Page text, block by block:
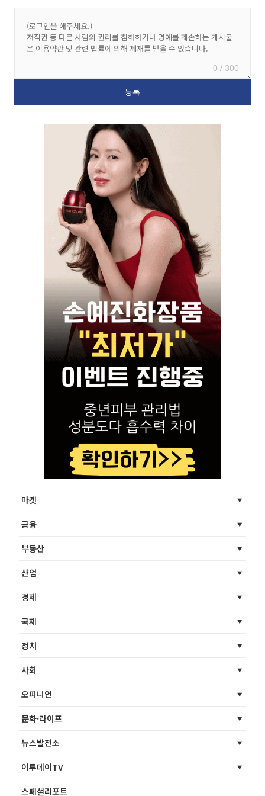
0 / 300
마켓
금융
부동산
산업
경제
국제
정치
사회
오피니언
문화·라이프
뉴스발전소
이투데이TV
스페셜리포트